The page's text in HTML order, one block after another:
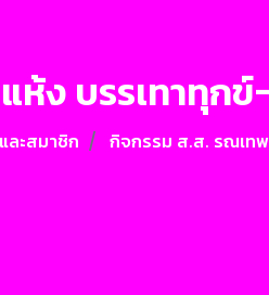
ง บรรเทาทุก
ละสมาชิก กิจกรรม ส.ส. รณเท